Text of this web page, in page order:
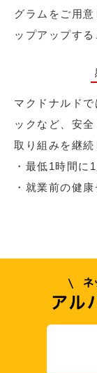
グラムをご用
ップアップする
マクドナルド
ックなど、安
取り組みを継続
・最低1時間に
・就業前の健